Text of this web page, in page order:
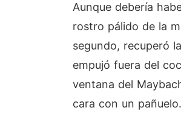
Aunque debería
rostro pálido de la
segundo, recuperó
empujó fuera del
ventana del
cara con un pañuelo.